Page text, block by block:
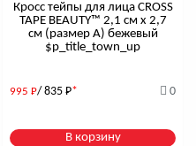
Кросс тейпы для лица CROSS
TAPE BEAUTY™ 2,1 см x 2,7
см (размер А) бежевый
$р_title_town_up
995 Р/ 835 Р* 0
В корзину